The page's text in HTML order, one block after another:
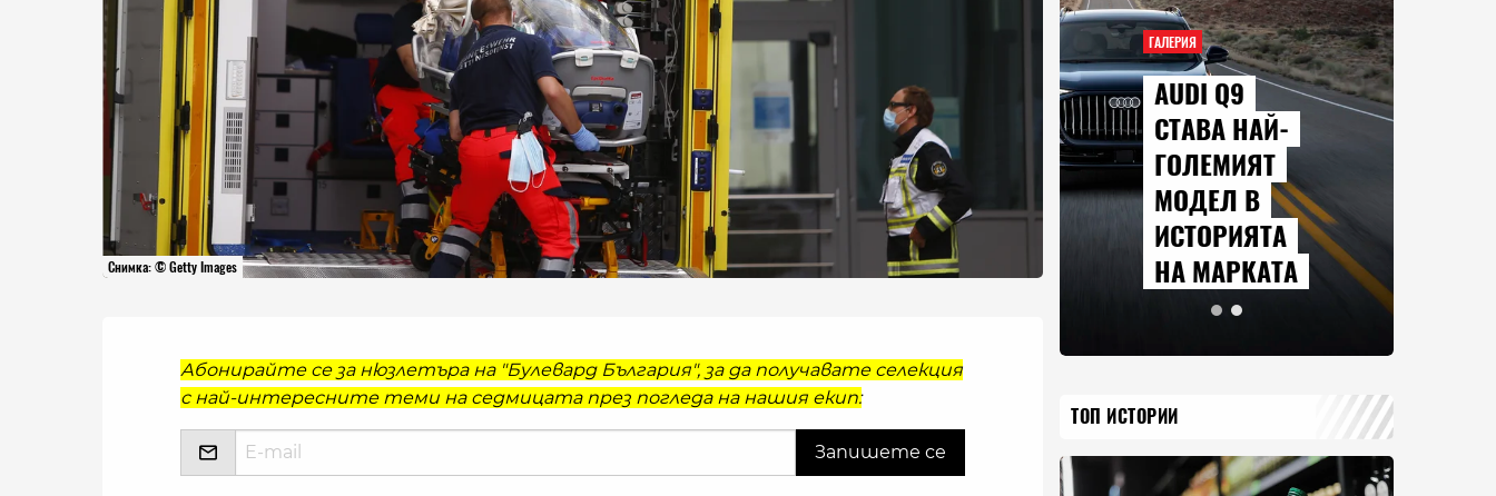
Снимка: © Getty Images
Абонирайте се за нюзлетъра на "Булевард България", за да получавате селекция
с най-интересните теми на седмицата през погледа на нашия екип:
ГАЛЕРИЯ
AUDI Q9
СТАВА НАЙ-
ГОЛЕМИЯТ
МОДЕЛ В
ИСТОРИЯТА
НА МАРКАТА
ТОП ИСТОРИИ